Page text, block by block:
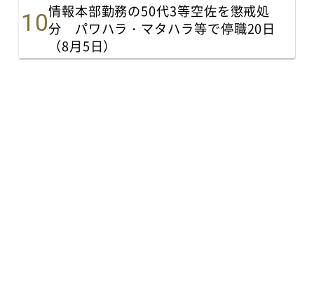
情報本部勤務の50代3等空佐を懲戒処
分 パワハラ・マタハラ等で停職20日
（8月5日）